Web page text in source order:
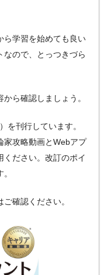
ら学習を始めても良い
なので、とっつきづら
ら確認しましょう。
を刊行しています。
家攻略動画とWebアプ
ください。改訂のポイ
確認ください。